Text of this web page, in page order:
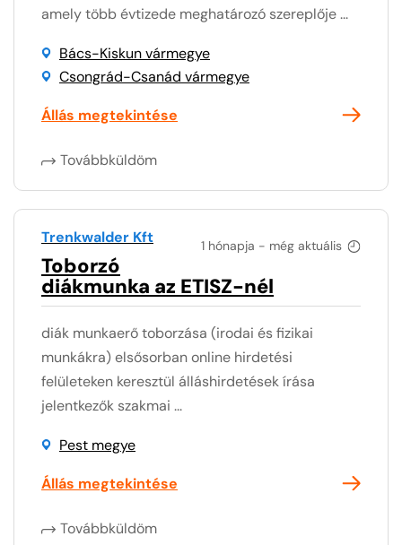
amely több évtizede meghatározó szereplője ...
Bács-Kiskun vármegye
Csongrád-Csanád vármegye
Állás megtekintése
Továbbküldöm
1 hónapja - még aktuális
Trenkwalder Kft
Toborzó
diákmunka az ETISZ-nél
diák munkaerő toborzása (irodai és fizikai
munkákra) elsősorban online hirdetési
felületeken keresztül álláshirdetések írása
jelentkezők szakmai ...
Pest megye
Állás megtekintése
Továbbküldöm